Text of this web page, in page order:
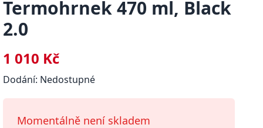
Termohrnek 470 ml, Black
2.0
1 010 Kč
Dodání: Nedostupné
Momentálně není skladem